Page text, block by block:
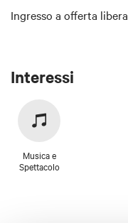
Ingresso a offerta libera
Interessi
Musica e
Spettacolo